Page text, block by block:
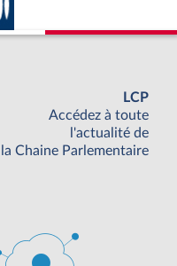
LCP
Accédez à toute
l'actualité de
la Chaine Parlementaire